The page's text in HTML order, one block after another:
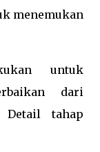
menemukan
untuk
dari
Detail tahap